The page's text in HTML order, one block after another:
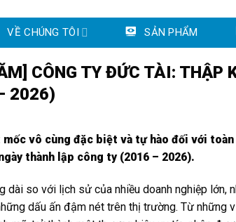
VỀ CHÚNG TÔI SẢN PHẨM
CÔNG TY ĐỨC TÀI: THẬP
2026)
vô cùng đặc biệt và tự hào đối với
thành lập công ty (2016 – 2026).
dài so với lịch sử của nhiều doanh nghiệp lớn,
dấu ấn đậm nét trên thị trường. Từ